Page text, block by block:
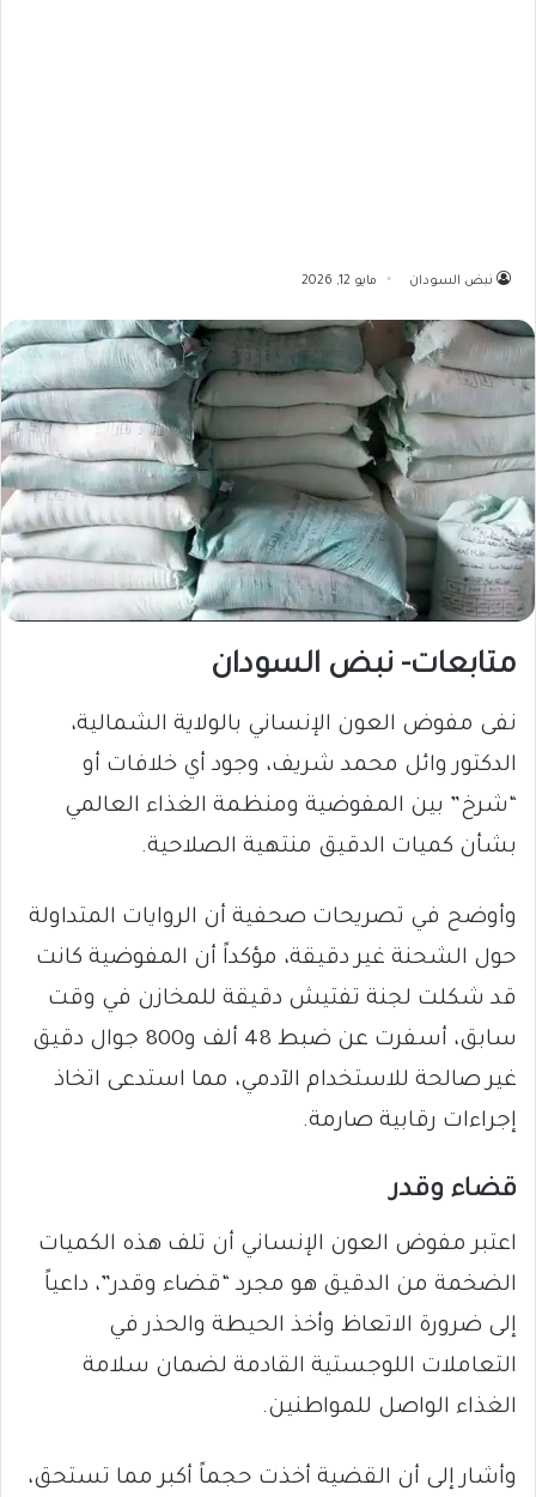
نبض السودان مايو 12, 2026
متابعات- نبض السودان
​نفى مفوض العون الإنساني بالولاية الشمالية،
الدكتور وائل محمد شريف، وجود أي خلافات أو
“شرخ” بين المفوضية ومنظمة الغذاء العالمي
بشأن كميات الدقيق منتهية الصلاحية.
وأوضح في تصريحات صحفية أن الروايات المتداولة
حول الشحنة غير دقيقة، مؤكداً أن المفوضية كانت
قد شكلت لجنة تفتيش دقيقة للمخازن في وقت
سابق، أسفرت عن ضبط 48 ألف و800 جوال دقيق
غير صالحة للاستخدام الآدمي، مما استدعى اتخاذ
إجراءات رقابية صارمة.
​قضاء وقدر
​اعتبر مفوض العون الإنساني أن تلف هذه الكميات
الضخمة من الدقيق هو مجرد “قضاء وقدر”، داعياً
إلى ضرورة الاتعاظ وأخذ الحيطة والحذر في
التعاملات اللوجستية القادمة لضمان سلامة
الغذاء الواصل للمواطنين.
وأشار إلى أن القضية أخذت حجماً أكبر مما تستحق،